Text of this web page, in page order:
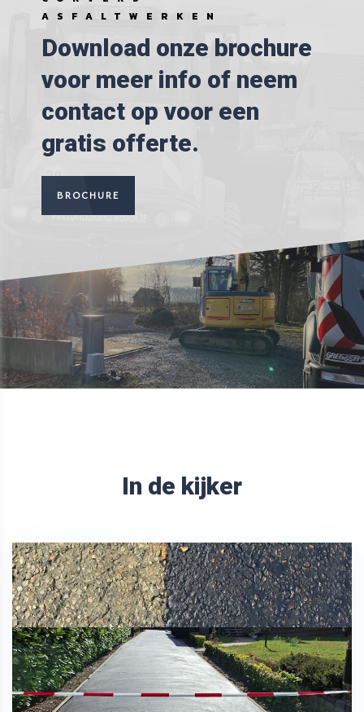
ASFALTWERKEN
Download onze brochure
voor meer info of neem
contact op voor een
gratis offerte.
BROCHURE
In de kijker